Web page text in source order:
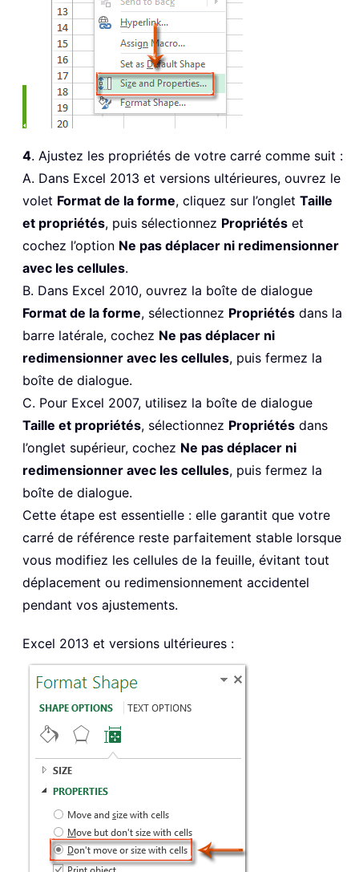
4. Ajustez les propriétés de votre carré comme suit :
A. Dans Excel 2013 et versions ultérieures, ouvrez le
volet Format de la forme, cliquez sur l’onglet Taille
et propriétés, puis sélectionnez Propriétés et
cochez l’option Ne pas déplacer ni redimensionner
avec les cellules.
B. Dans Excel 2010, ouvrez la boîte de dialogue
Format de la forme, sélectionnez Propriétés dans la
barre latérale, cochez Ne pas déplacer ni
redimensionner avec les cellules, puis fermez la
boîte de dialogue.
C. Pour Excel 2007, utilisez la boîte de dialogue
Taille et propriétés, sélectionnez Propriétés dans
l’onglet supérieur, cochez Ne pas déplacer ni
redimensionner avec les cellules, puis fermez la
boîte de dialogue.
Cette étape est essentielle : elle garantit que votre
carré de référence reste parfaitement stable lorsque
vous modifiez les cellules de la feuille, évitant tout
déplacement ou redimensionnement accidentel
pendant vos ajustements.
Excel 2013 et versions ultérieures :